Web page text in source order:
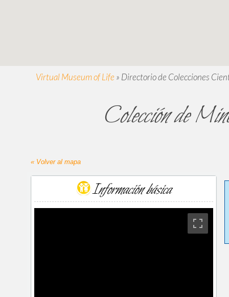
Virtual Museum of Life » Directorio de Colecciones
Colección de
« Volver al mapa
Información básica